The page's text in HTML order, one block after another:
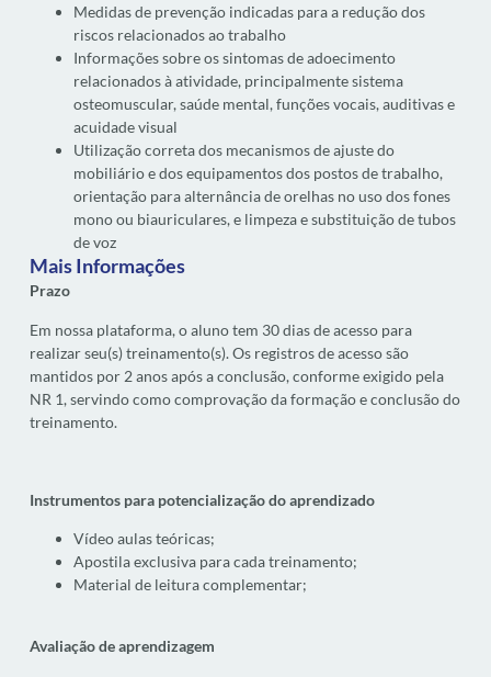
Medidas de prevenção indicadas para a redução dos
riscos relacionados ao trabalho
Informações sobre os sintomas de adoecimento
relacionados à atividade, principalmente sistema
osteomuscular, saúde mental, funções vocais, auditivas e
acuidade visual
Utilização correta dos mecanismos de ajuste do
mobiliário e dos equipamentos dos postos de trabalho,
orientação para alternância de orelhas no uso dos fones
mono ou biauriculares, e limpeza e substituição de tubos
de voz
Mais Informações
Prazo
Em nossa plataforma, o aluno tem 30 dias de acesso para
realizar seu(s) treinamento(s). Os registros de acesso são
mantidos por 2 anos após a conclusão, conforme exigido pela
NR 1, servindo como comprovação da formação e conclusão do
treinamento.
Instrumentos para potencialização do aprendizado
Vídeo aulas teóricas;
Apostila exclusiva para cada treinamento;
Material de leitura complementar;
Avaliação de aprendizagem